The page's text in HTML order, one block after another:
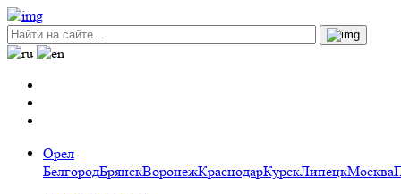
Орел
БелгородБрянскВоронежКраснодарКурскЛипецкМосква